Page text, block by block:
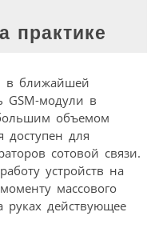
практике
в ближайшей
GSM-модули в
объемом
доступен для
сотовой связи.
устройств на
массового
руках действующее